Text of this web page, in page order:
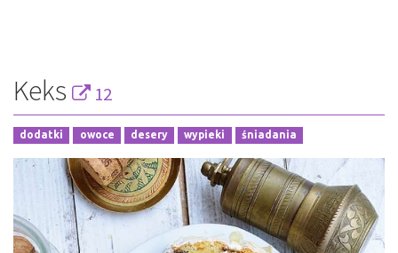
Keks 12
dodatki owoce desery wypieki śniadania